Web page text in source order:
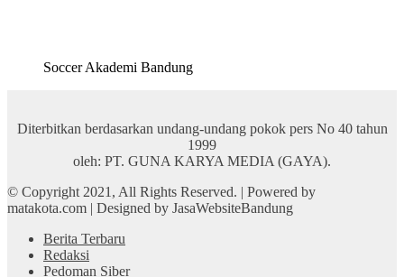
Soccer Akademi Bandung
Diterbitkan berdasarkan undang-undang pokok pers No 40 tahun
1999
oleh: PT. GUNA KARYA MEDIA (GAYA).
© Copyright 2021, All Rights Reserved. | Powered by
matakota.com | Designed by JasaWebsiteBandung
Berita Terbaru
Redaksi
Pedoman Siber